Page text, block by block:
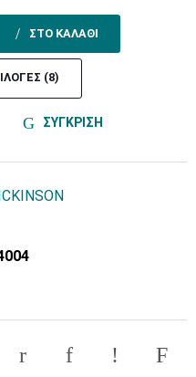
ΣΤΟ ΚΑΛΑΘΙ
(8)
ΣΥΓΚΡΙΣΗ